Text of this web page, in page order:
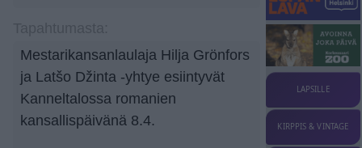
Mestarikansanlaulaja Hilja Grönfors
ja Latšo Džinta -yhtye esiintyvät
Kanneltalossa romanien
kansallispäivänä 8.4.
LAPSILLE
KIRPPIS & VINTAGE